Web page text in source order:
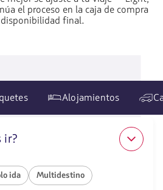
el proceso en la caja de compra
final.
Alojamientos
ir?
ida Multidestino